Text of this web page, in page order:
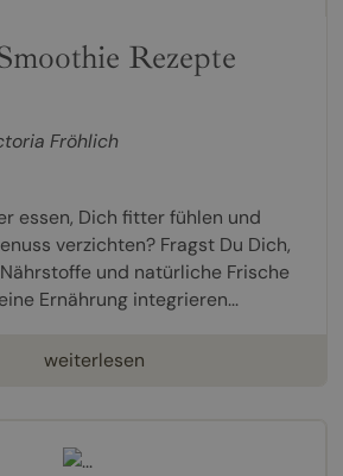
Rezepte
Fröhlich
essen, Dich fitter fühlen und
verzichten? Fragst Du Dich,
und natürliche Frische
Ernährung integrieren...
weiterlesen